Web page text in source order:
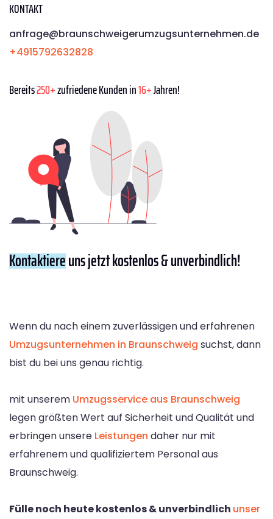
KONTAKT
anfrage@braunschweigerumzugsunternehmen.de
+4915792632828
Bereits250+zufriedene Kunden in16+Jahren!
Kontaktiereuns jetzt kostenlos & unverbindlich!
Wenn du nach einem zuverlässigen und erfahrenen
Umzugsunternehmen in Braunschweig suchst, dann
bist du bei uns genau richtig.
mit unserem Umzugsservice aus Braunschweig
legen größten Wert auf Sicherheit und Qualität und
erbringen unsere Leistungen daher nur mit
erfahrenem und qualifiziertem Personal aus
Braunschweig.
Fülle noch heute kostenlos & unverbindlich unser